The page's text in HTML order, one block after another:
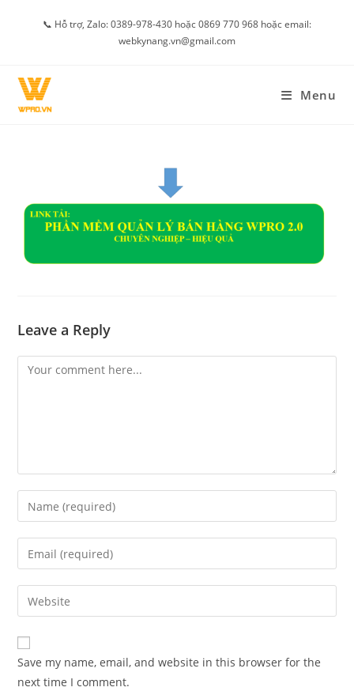
📞 Hỗ trợ, Zalo: 0389-978-430 hoặc 0869 770 968 hoặc email:
webkynang.vn@gmail.com
Menu
Leave a Reply
Comment
Enter
your
name
comment
Enter
your
email
address
comment
Enter
your
website
URL
(optional)
Save my name, email, and website in this browser for the
next time I comment.